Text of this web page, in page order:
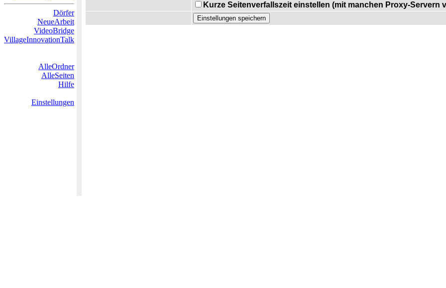
Dörfer
NeueArbeit
VideoBridge
VillageInnovationTalk
AlleOrdner
AlleSeiten
Hilfe
Einstellungen
Kurze Seitenverfallszeit einstellen (mit manchen Proxy-Servern